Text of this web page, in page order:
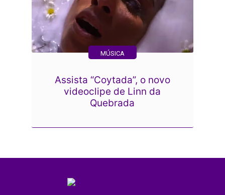
MÚSICA
Assista “Coytada”, o novo
videoclipe de Linn da
Quebrada